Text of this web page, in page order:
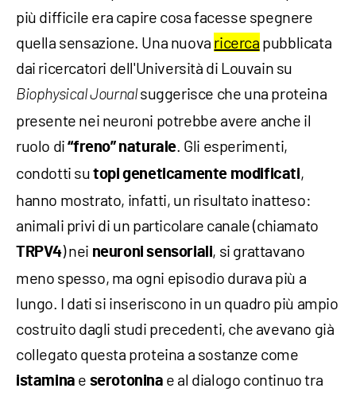
più difficile era capire cosa facesse spegnere
quella sensazione. Una nuova ricerca pubblicata
dai ricercatori dell'Università di Louvain su
Biophysical Journalsuggerisce che una proteina
presente nei neuroni potrebbe avere anche il
ruolo di“freno” naturale. Gli esperimenti,
condotti sutopi geneticamente modificati,
hanno mostrato, infatti, un risultato inatteso:
animali privi di un particolare canale (chiamato
TRPV4) nei neuroni sensoriali, si grattavano
meno spesso, ma ogni episodio durava più a
lungo. I dati si inseriscono in un quadro più ampio
costruito dagli studi precedenti, che avevano già
collegato questa proteina a sostanze come
istamina e serotonina e al dialogo continuo tra